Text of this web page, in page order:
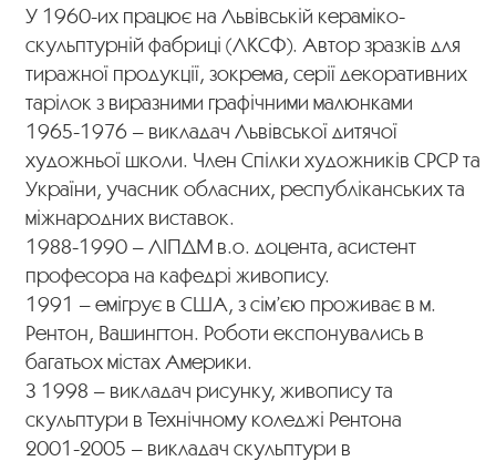
У 1960-их працює на Львівській кераміко-
скульптурній фабриці (ЛКСФ). Автор зразків для
тиражної продукції, зокрема, серії декоративних
тарілок з виразними графічними малюнками
1965-1976 – викладач Львівської дитячої
художньої школи. Член Спілки художників СРСР та
України, учасник обласних, республіканських та
міжнародних виставок.
1988-1990 – ЛІПДМ в.о. доцента, асистент
професора на кафедрі живопису.
1991 – емігрує в США, з сім’єю проживає в м.
Рентон, Вашингтон. Роботи експонувались в
багатьох містах Америки.
З 1998 – викладач рисунку, живопису та
скульптури в Технічному коледжі Рентона
2001-2005 – викладач скульптури в